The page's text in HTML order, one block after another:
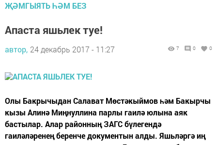
ҖӘМГЫЯТЬ ҺӘМ БЕЗ
Апаста яшьлек туе!
автор, 24 декабрь 2017 - 11:27 7 0 0
Олы Бакрычыдан Салават Мөстәкыймов һәм Бакырчы
кызы Алинә Миңнуллина парлы гаилә юлына аяк
бастылар. Алар районның ЗАГС бүлегендә
гаиләләренең беренче документын алды. Яшьләргә иң